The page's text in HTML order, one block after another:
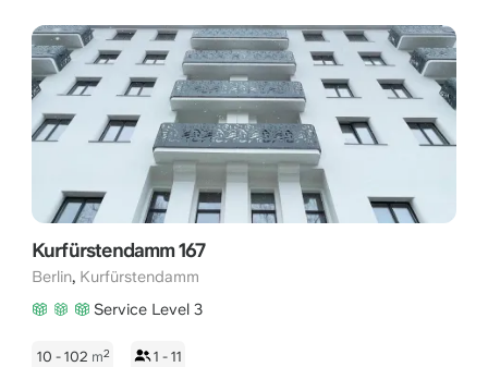
Kurfürstendamm 167
Berlin, Kurfürstendamm
Service Level 3
10 - 102 m2 1 - 11